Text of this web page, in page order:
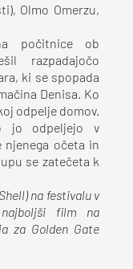
Olmo Omerzu,
počitnice ob
razpadajočo
ki se spopada
Denisa. Ko
odpelje domov.
jo odpeljejo v
njenega očeta in
se zatečeta k
na festivalu v
film na
za Golden Gate